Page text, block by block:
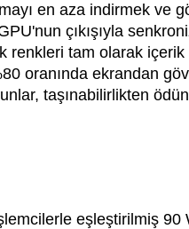
en aza indirmek ve
çıkışıyla
renkleri tam olarak içerik
oranında ekrandan
taşınabilirlikten
eşleştirilmiş 90